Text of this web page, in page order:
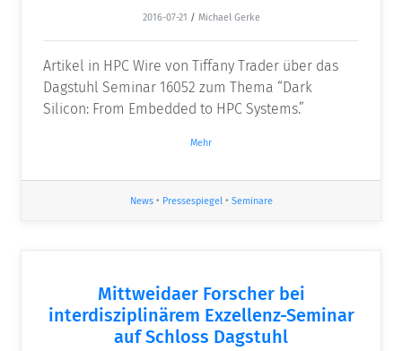
2016-07-21 / Michael Gerke
Artikel in HPC Wire von Tiffany Trader über das
Dagstuhl Seminar 16052 zum Thema “Dark
Silicon: From Embedded to HPC Systems.”
Mehr
News• Pressespiegel • Seminare
Mittweidaer Forscher bei
interdisziplinärem Exzellenz-Seminar
auf Schloss Dagstuhl